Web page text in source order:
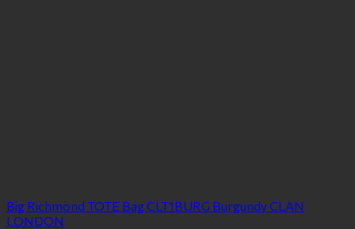
Big Richmond TOTE Bag CLT1BURG Burgundy CLAN
LONDON